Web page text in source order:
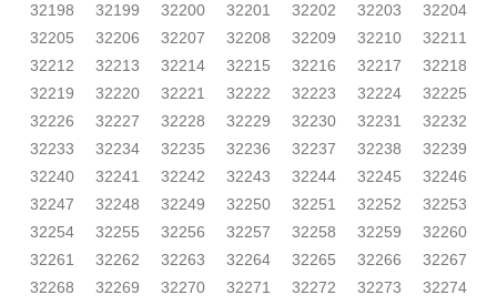
32198
32199 32200 32201 32202 32203
32204
32205
32206 32207 32208 32209 32210
32211
32212
32213 32214 32215 32216 32217
32218
32219
32220 32221 32222 32223 32224
32225
32226
32227 32228 32229 32230 32231
32232
32233
32234 32235 32236 32237 32238
32239
32240
32241 32242 32243 32244 32245
32246
32247
32248 32249 32250 32251 32252
32253
32254
32255 32256 32257 32258 32259
32260
32261
32262 32263 32264 32265 32266
32267
32268
32269 32270 32271 32272 32273
32274